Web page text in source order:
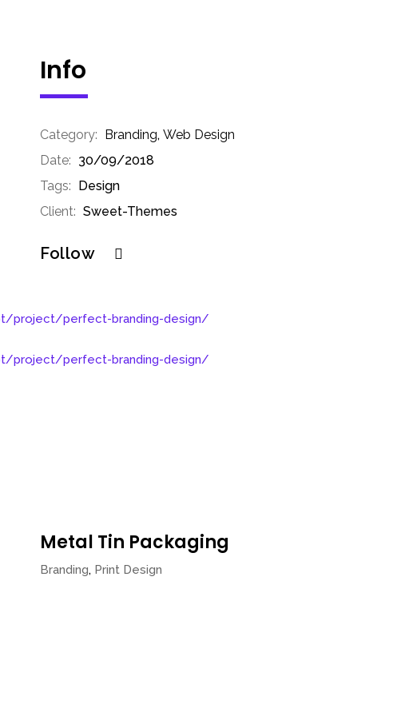
Info
Category: Branding, Web Design
Date: 30/09/2018
Tags: Design
Client: Sweet-Themes
Follow
Metal Tin Packaging
Branding, Print Design